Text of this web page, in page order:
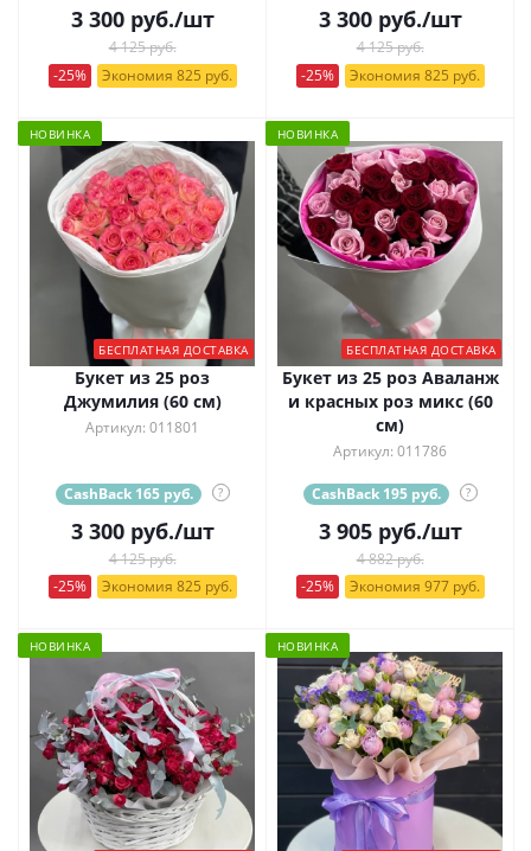
3 300руб./шт
4 125 руб.
-25%
Экономия 825 руб.
3 300руб./шт
4 125 руб.
-25%
Экономия 825 руб.
НОВИНКА
БЕСПЛАТНАЯ ДОСТАВКА
Букет из 25 роз
Джумилия (60 см)
Артикул: 011801
CashBack 165 руб. ?
3 300руб./шт
4 125 руб.
-25%
Экономия 825 руб.
НОВИНКА
БЕСПЛАТНАЯ ДОСТАВКА
Букет из 25 роз Аваланж
и красных роз микс (60
см)
Артикул: 011786
CashBack 195 руб. ?
3 905руб./шт
4 882 руб.
-25%
Экономия 977 руб.
НОВИНКА НОВИНКА